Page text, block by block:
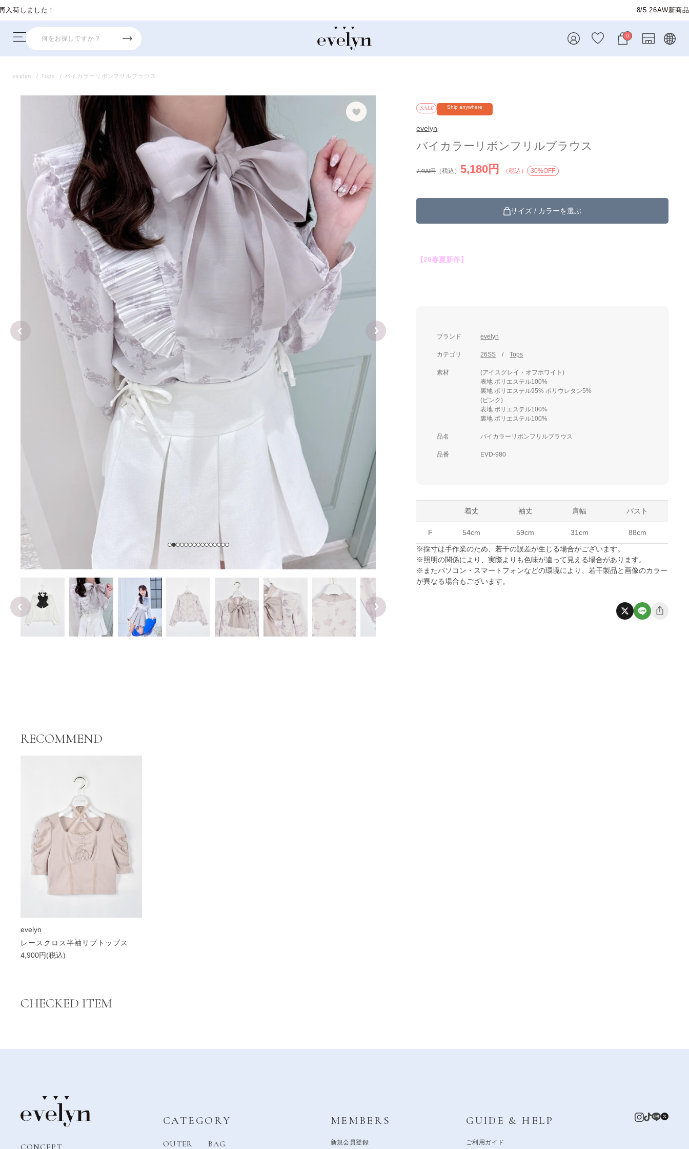
0
evelyn Tops バイカラーリボンフリルブラウス
SALE Ship anywhere
evelyn
バイカラーリボンフリルブラウス
7,400円（税込）5,180円 （税込） 30%OFF
サイズ / カラーを選ぶ
【26春夏新作】
ブランド evelyn
カテゴリ 26SS Tops
素材
(アイスグレイ・オフホワイト)
表地 ポリエステル100%
裏地 ポリエステル95% ポリウレタン5%
(ピンク)
表地 ポリエステル100%
裏地 ポリエステル100%
品名 バイカラーリボンフリルブラウス
品番 EVD-980
着丈 袖丈 肩幅 バスト
F 54cm 59cm 31cm
88cm
※採寸は手作業のため、若干の誤差が生じる場合がございます。
※照明の関係により、実際よりも色味が違って見える場合があります。
※またパソコン・スマートフォンなどの環境により、若干製品と画像のカラー
が異なる場合もございます。
RECOMMEND
evelyn
レースクロス半袖リブトップス
4,900円(税込)
CHECKED ITEM
CONCEPT
CATEGORY
OUTER BAG
MEMBERS
新規会員登録
GUIDE & HELP
ご利用ガイド